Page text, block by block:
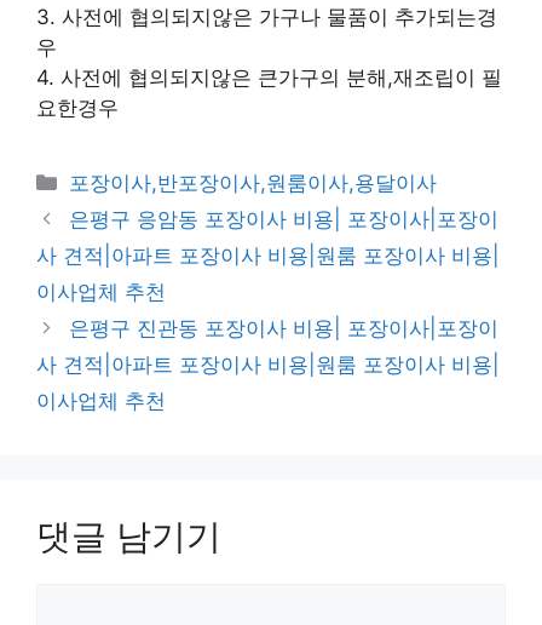
3. 사전에 협의되지않은 가구나 물품이 추가되는경
우
4. 사전에 협의되지않은 큰가구의 분해,재조립이 필
요한경우
카
테
리
포장이사,반포장이사,원룸이사,용달이사
은평구 응암동 포장이사 비용| 포장이사|포장이
사 견적|아파트 포장이사 비용|원룸 포장이사 비용|
이사업체 추천
은평구 진관동 포장이사 비용| 포장이사|포장이
사 견적|아파트 포장이사 비용|원룸 포장이사 비용|
이사업체 추천
댓글 남기기